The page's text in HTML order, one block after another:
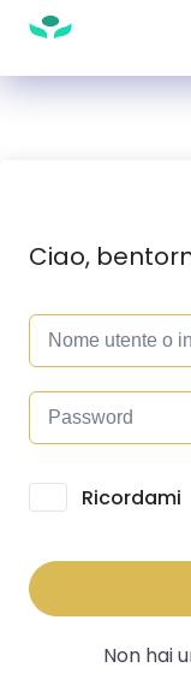
Ciao,
Alternative:
Ricordami
Non hai